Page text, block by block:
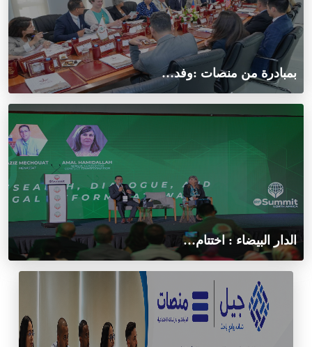
بمبادرة من منصات :وفد…
الدار البيضاء : اختتام…